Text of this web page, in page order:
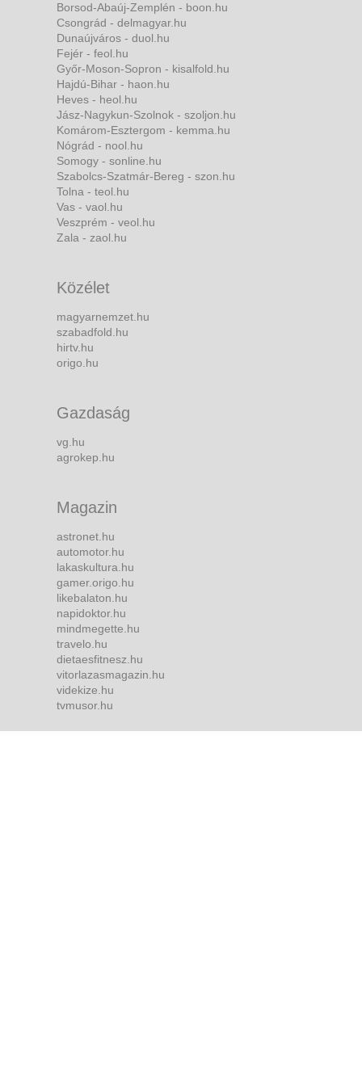
Borsod-Abaúj-Zemplén - boon.hu
Csongrád - delmagyar.hu
Dunaújváros - duol.hu
Fejér - feol.hu
Győr-Moson-Sopron - kisalfold.hu
Hajdú-Bihar - haon.hu
Heves - heol.hu
Jász-Nagykun-Szolnok - szoljon.hu
Komárom-Esztergom - kemma.hu
Nógrád - nool.hu
Somogy - sonline.hu
Szabolcs-Szatmár-Bereg - szon.hu
Tolna - teol.hu
Vas - vaol.hu
Veszprém - veol.hu
Zala - zaol.hu
Közélet
magyarnemzet.hu
szabadfold.hu
hirtv.hu
origo.hu
Gazdaság
vg.hu
agrokep.hu
Magazin
astronet.hu
automotor.hu
lakaskultura.hu
gamer.origo.hu
likebalaton.hu
napidoktor.hu
mindmegette.hu
travelo.hu
dietaesfitnesz.hu
vitorlazasmagazin.hu
videkize.hu
tvmusor.hu